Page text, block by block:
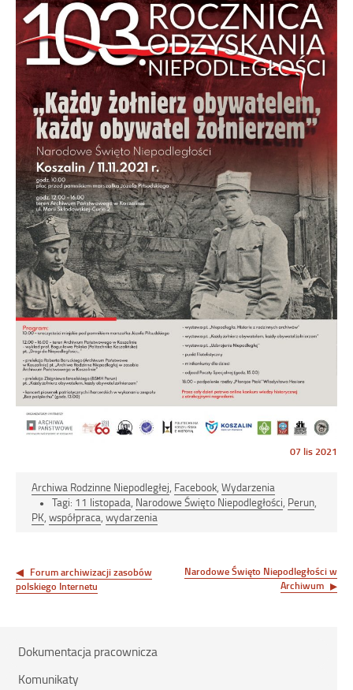
Opublikowano
07 lis 2021
Archiwa Rodzinne Niepodległej, Facebook, Wydarzenia
Tagi: 11 listopada, Narodowe Święto Niepodległości, Perun,
PK, współpraca, wydarzenia
wpisu
Forum archiwizacji zasobów
polskiego Internetu
Narodowe Święto Niepodległości w
Archiwum
Dokumentacja pracownicza
Komunikaty